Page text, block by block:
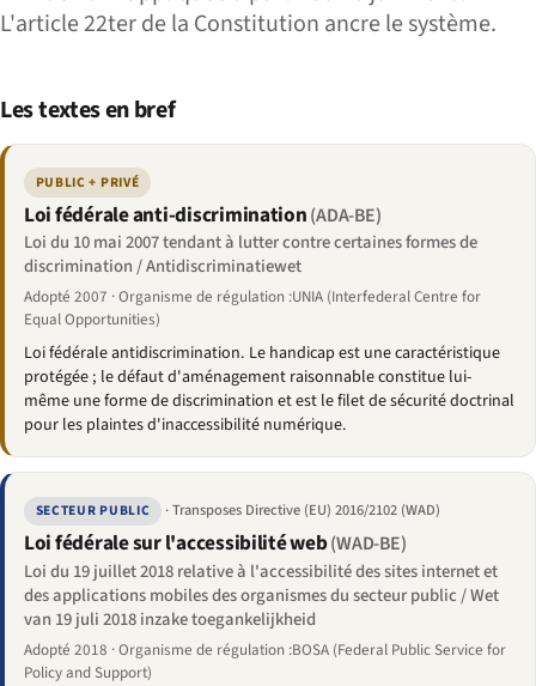
L'article 22ter de la Constitution ancre le système.
Les textes en bref
PUBLIC + PRIVÉ
Loi fédérale anti-discrimination(ADA-BE)
Loi du 10 mai 2007 tendant à lutter contre certaines formes de
discrimination / Antidiscriminatiewet
Adopté 2007 · Organisme de régulation :UNIA (Interfederal Centre for
Equal Opportunities)
Loi fédérale antidiscrimination. Le handicap est une caractéristique
protégée ; le défaut d'aménagement raisonnable constitue lui-
même une forme de discrimination et est le filet de sécurité doctrinal
pour les plaintes d'inaccessibilité numérique.
SECTEUR PUBLIC · Transposes Directive (EU) 2016/2102 (WAD)
Loi fédérale sur l'accessibilité web(WAD-BE)
Loi du 19 juillet 2018 relative à l'accessibilité des sites internet et
des applications mobiles des organismes du secteur public / Wet
van 19 juli 2018 inzake toegankelijkheid
Adopté 2018 · Organisme de régulation :BOSA (Federal Public Service for
Policy and Support)